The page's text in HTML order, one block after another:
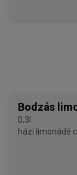
Bodzás
0,3l
házi limonádé